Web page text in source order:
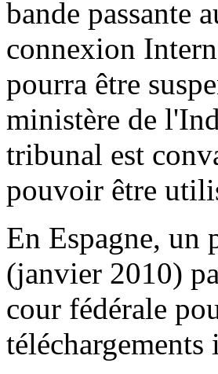
bande passante
connexion
pourra être
ministère de
tribunal est
pouvoir être
En Espagne, un
(janvier 2010)
cour fédérale